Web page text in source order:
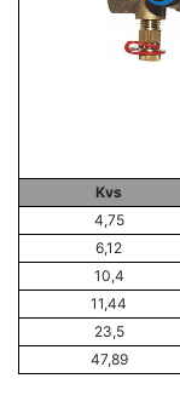
Kvs
4,75
6,12
10,4
11,44
23,5
47,89